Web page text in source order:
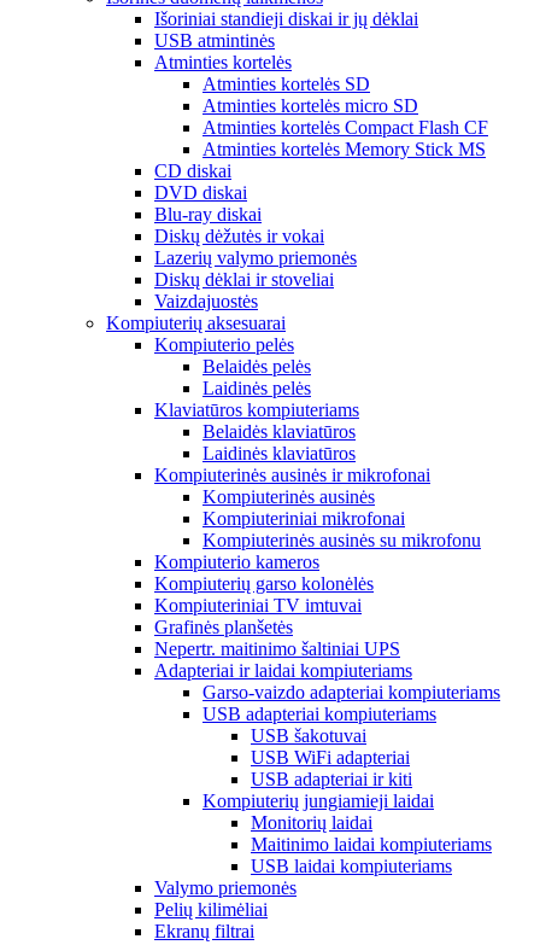
Išoriniai standieji diskai ir jų dėklai
USB atmintinės
Atminties kortelės
Atminties kortelės SD
Atminties kortelės micro SD
Atminties kortelės Compact Flash CF
Atminties kortelės Memory Stick MS
CD diskai
DVD diskai
Blu-ray diskai
Diskų dėžutės ir vokai
Lazerių valymo priemonės
Diskų dėklai ir stoveliai
Vaizdajuostės
Kompiuterių aksesuarai
Kompiuterio pelės
Belaidės pelės
Laidinės pelės
Klaviatūros kompiuteriams
Belaidės klaviatūros
Laidinės klaviatūros
Kompiuterinės ausinės ir mikrofonai
Kompiuterinės ausinės
Kompiuteriniai mikrofonai
Kompiuterinės ausinės su mikrofonu
Kompiuterio kameros
Kompiuterių garso kolonėlės
Kompiuteriniai TV imtuvai
Grafinės planšetės
Nepertr. maitinimo šaltiniai UPS
Adapteriai ir laidai kompiuteriams
Garso-vaizdo adapteriai kompiuteriams
USB adapteriai kompiuteriams
USB šakotuvai
USB WiFi adapteriai
USB adapteriai ir kiti
Kompiuterių jungiamieji laidai
Monitorių laidai
Maitinimo laidai kompiuteriams
USB laidai kompiuteriams
Valymo priemonės
Pelių kilimėliai
Ekranų filtrai